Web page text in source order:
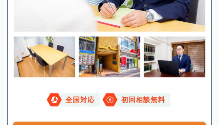
全国対応 初回相談無料